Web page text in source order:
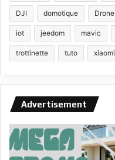
DJI domotique Drone
iot jeedom mavic
trottinette tuto xiaomi
Advertisement